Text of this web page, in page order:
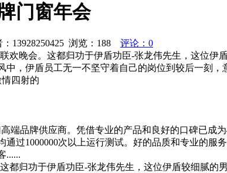
门窗年会
13928250425 浏览： 188
评论：0
欢晚会。这都归功于伊盾功臣-张龙伟先生，这位
，伊盾员工无一不坚守着自己的岗位到较后一刻
四射的
品牌供应商。凭借专业的产品和良好的口碑已成
过1000000次以上运行测试。好的品质和专业的服
......
都归功于伊盾功臣-张龙伟先生，这位伊盾较细腻的